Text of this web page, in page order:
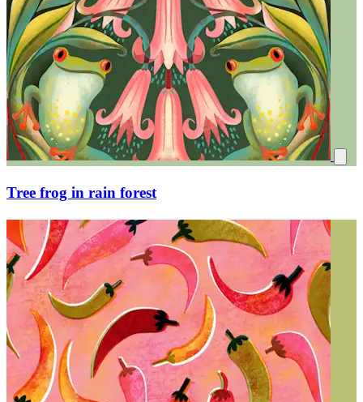
Tree frog in rain forest